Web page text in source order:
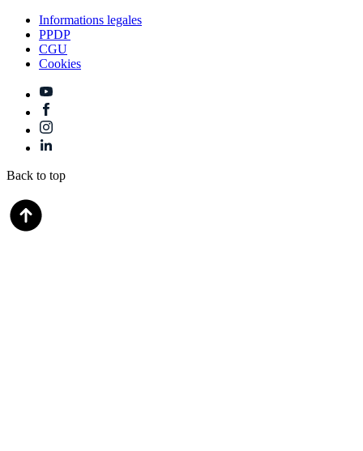
Informations legales
PPDP
CGU
Cookies
Back to top